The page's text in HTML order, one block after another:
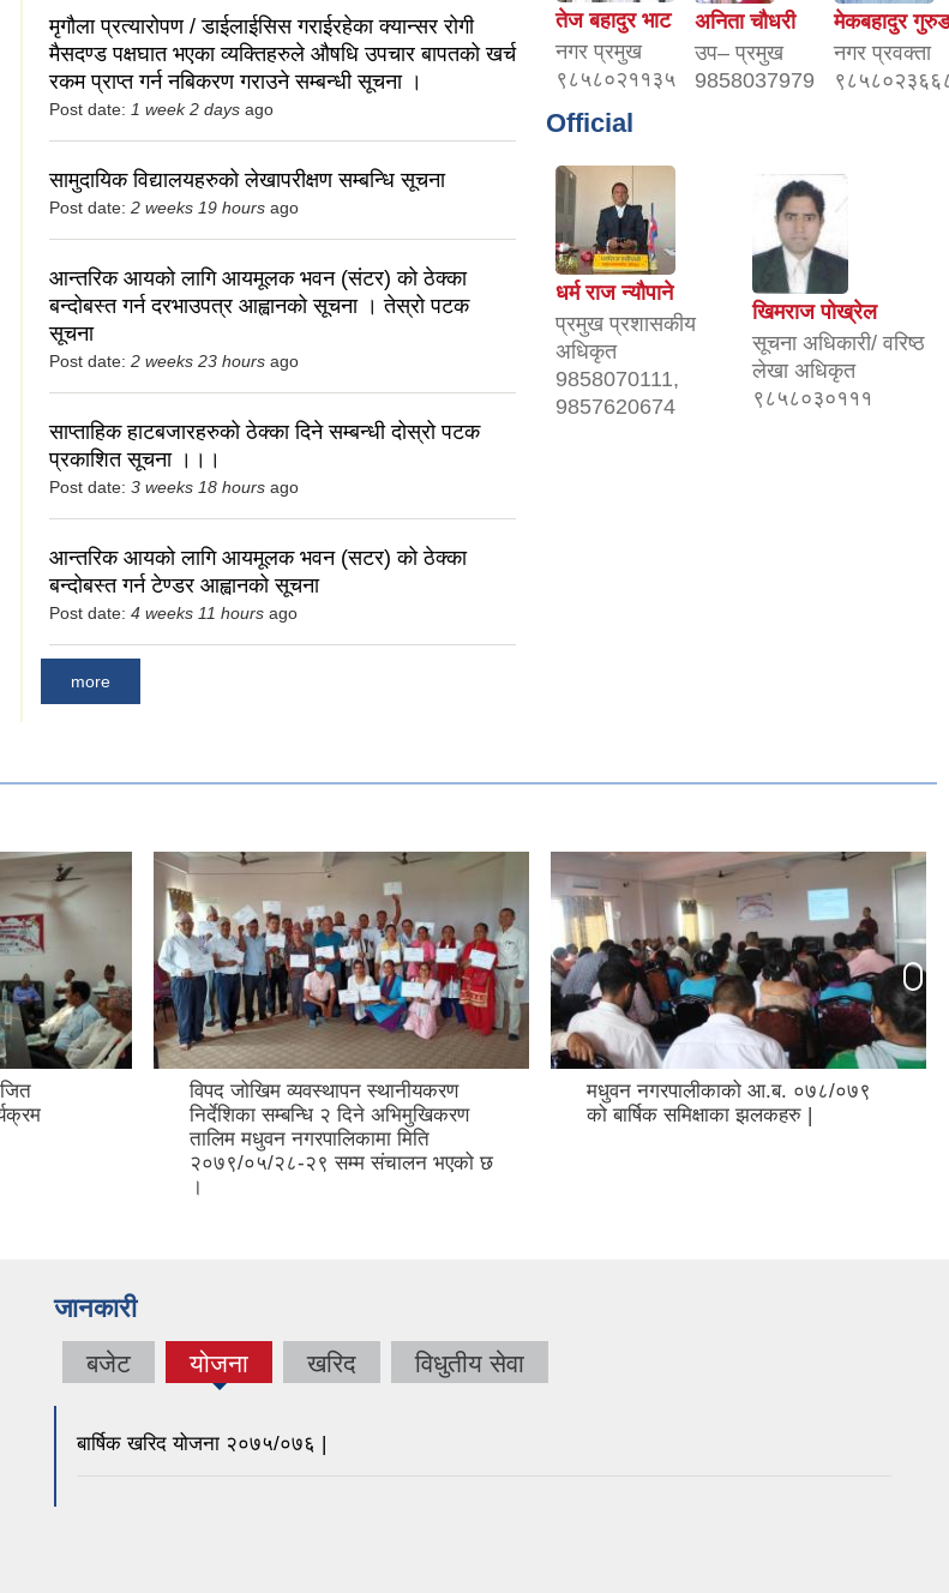
मृगौला प्रत्यारोपण / डाईलाईसिस गराईरहेका क्यान्सर रोगी
मैसदण्ड पक्षघात भएका व्यक्तिहरुले औषधि उपचार बापतको खर्च
रकम प्राप्त गर्न नबिकरण गराउने सम्बन्धी सूचना ।
Post date: 1 week 2 days ago
सामुदायिक विद्यालयहरुको लेखापरीक्षण सम्बन्धि सूचना
Post date: 2 weeks 19 hours ago
आन्तरिक आयको लागि आयमूलक भवन (संटर) को ठेक्का
बन्दोबस्त गर्न दरभाउपत्र आह्वानको सूचना । तेस्रो पटक
सूचना
Post date: 2 weeks 23 hours ago
साप्ताहिक हाटबजारहरुको ठेक्का दिने सम्बन्धी दोस्रो पटक
प्रकाशित सूचना ।।।
Post date: 3 weeks 18 hours ago
आन्तरिक आयको लागि आयमूलक भवन (सटर) को ठेक्का
बन्दोबस्त गर्न टेण्डर आह्वानको सूचना
Post date: 4 weeks 11 hours ago
more
तेज बहादुर भाट
नगर प्रमुख
९८५८०२११३५
अनिता चौधरी
उप– प्रमुख
9858037979
मेकबहादुर
नगर प्रवक्ता
Official
धर्म राज न्यौपाने
प्रमुख प्रशासकीय
अधिकृत
9858070111,
9857620674
खिमराज पोख्रेल
सूचना अधिकारी/ वरिष्ठ
लेखा अधिकृत
९८५८०३०१११
विपद जोखिम व्यवस्थापन स्थानीयकरण
निर्देशिका सम्बन्धि २ दिने अभिमुखिकरण
तालिम मधुवन नगरपालिकामा मिति
२०७९/०५/२८-२९ सम्म संचालन भएको छ
।
मधुवन नगरपालीकाको आ.ब. ०७८/०७९
को बार्षिक समिक्षाका झलकहरु |
जानकारी
बजेट योजना
(active
खरिद विधुतीय सेवा
बार्षिक खरिद योजना २०७५/०७६ |